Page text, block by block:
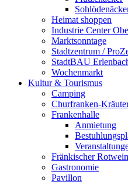
Heimat shoppen
Industrie Center
Marktsonntage
Stadtzentrum /
StadtBAU
Wochenmarkt
Kultur & Tourismus
Camping
Churfranken-
Frankenhalle
Anmietung
Fränkischer
Gastronomie
Pavillon